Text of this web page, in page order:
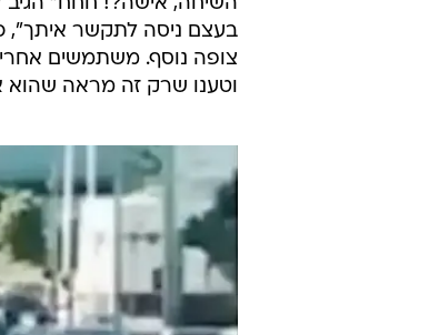
בעצם ניסה לתקשר איתך",
צופה נוסף. משתמשים
וטענו שרק זה מראה שהוא